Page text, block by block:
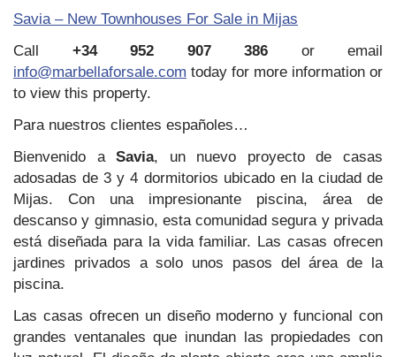
Savia – New Townhouses For Sale in Mijas
Call +34 952 907 386 or email
info@marbellaforsale.com today for more information or
to view this property.
Para nuestros clientes españoles…
Bienvenido aSavia, un nuevo proyecto de casas
adosadas de 3 y 4 dormitorios ubicado en la ciudad de
Mijas. Con una impresionante piscina, área de
descanso y gimnasio, esta comunidad segura y privada
está diseñada para la vida familiar. Las casas ofrecen
jardines privados a solo unos pasos del área de la
piscina.
Las casas ofrecen un diseño moderno y funcional con
grandes ventanales que inundan las propiedades con